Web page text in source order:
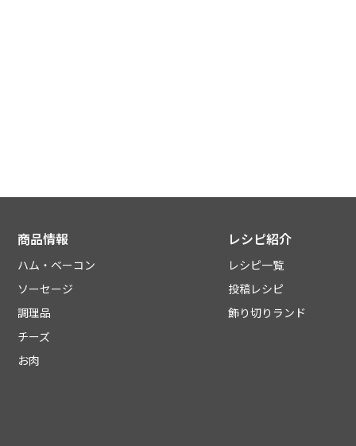
商品情報
ハム・ベーコン
ソーセージ
調理品
チーズ
お肉
レシピ紹介
レシピ一覧
投稿レシピ
飾り切りランド